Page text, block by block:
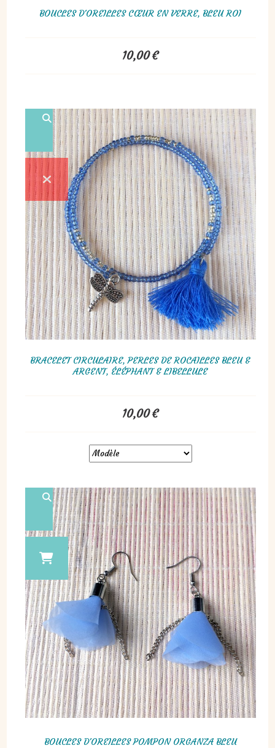
BOUCLES D'OREILLES CŒUR EN VERRE, BLEU ROI
10,00€
BRACELET CIRCULAIRE, PERLES DE ROCAILLES BLEU &
ARGENT, ÉLÉPHANT & LIBELLULE
10,00€
BOUCLES D'OREILLES POMPON ORGANZA BLEU